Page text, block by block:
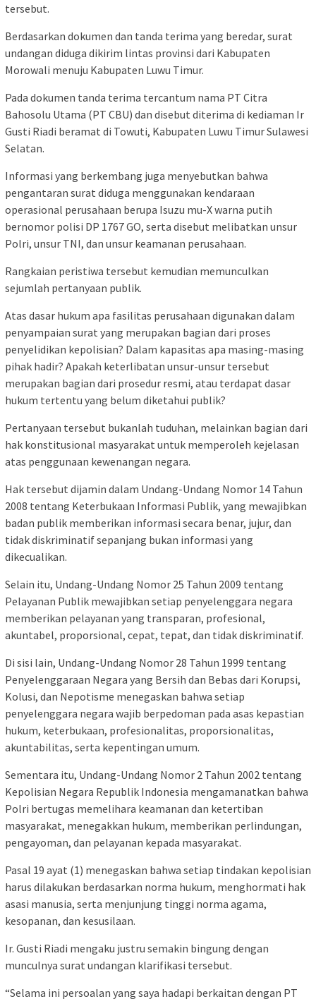
tersebut.
Berdasarkan dokumen dan tanda terima yang beredar, surat
undangan diduga dikirim lintas provinsi dari Kabupaten
Morowali menuju Kabupaten Luwu Timur.
Pada dokumen tanda terima tercantum nama PT Citra
Bahosolu Utama (PT CBU) dan disebut diterima di kediaman Ir
Gusti Riadi beramat di Towuti, Kabupaten Luwu Timur Sulawesi
Selatan.
Informasi yang berkembang juga menyebutkan bahwa
pengantaran surat diduga menggunakan kendaraan
operasional perusahaan berupa Isuzu mu-X warna putih
bernomor polisi DP 1767 GO, serta disebut melibatkan unsur
Polri, unsur TNI, dan unsur keamanan perusahaan.
Rangkaian peristiwa tersebut kemudian memunculkan
sejumlah pertanyaan publik.
Atas dasar hukum apa fasilitas perusahaan digunakan dalam
penyampaian surat yang merupakan bagian dari proses
penyelidikan kepolisian? Dalam kapasitas apa masing-masing
pihak hadir? Apakah keterlibatan unsur-unsur tersebut
merupakan bagian dari prosedur resmi, atau terdapat dasar
hukum tertentu yang belum diketahui publik?
Pertanyaan tersebut bukanlah tuduhan, melainkan bagian dari
hak konstitusional masyarakat untuk memperoleh kejelasan
atas penggunaan kewenangan negara.
Hak tersebut dijamin dalam Undang-Undang Nomor 14 Tahun
2008 tentang Keterbukaan Informasi Publik, yang mewajibkan
badan publik memberikan informasi secara benar, jujur, dan
tidak diskriminatif sepanjang bukan informasi yang
dikecualikan.
Selain itu, Undang-Undang Nomor 25 Tahun 2009 tentang
Pelayanan Publik mewajibkan setiap penyelenggara negara
memberikan pelayanan yang transparan, profesional,
akuntabel, proporsional, cepat, tepat, dan tidak diskriminatif.
Di sisi lain, Undang-Undang Nomor 28 Tahun 1999 tentang
Penyelenggaraan Negara yang Bersih dan Bebas dari Korupsi,
Kolusi, dan Nepotisme menegaskan bahwa setiap
penyelenggara negara wajib berpedoman pada asas kepastian
hukum, keterbukaan, profesionalitas, proporsionalitas,
akuntabilitas, serta kepentingan umum.
Sementara itu, Undang-Undang Nomor 2 Tahun 2002 tentang
Kepolisian Negara Republik Indonesia mengamanatkan bahwa
Polri bertugas memelihara keamanan dan ketertiban
masyarakat, menegakkan hukum, memberikan perlindungan,
pengayoman, dan pelayanan kepada masyarakat.
Pasal 19 ayat (1) menegaskan bahwa setiap tindakan kepolisian
harus dilakukan berdasarkan norma hukum, menghormati hak
asasi manusia, serta menjunjung tinggi norma agama,
kesopanan, dan kesusilaan.
Ir. Gusti Riadi mengaku justru semakin bingung dengan
munculnya surat undangan klarifikasi tersebut.
“Selama ini persoalan yang saya hadapi berkaitan dengan PT